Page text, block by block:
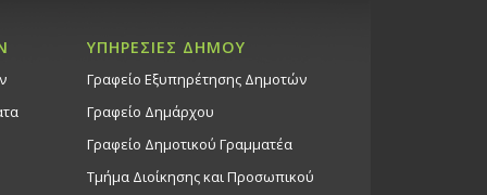
ΥΠΗΡΕΣΙΕΣ ΔΗΜΟΥ
Γραφείο Εξυπηρέτησης Δημοτών
Γραφείο Δημάρχου
Γραφείο Δημοτικού Γραμματέα
Τμήμα Διοίκησης και Προσωπικού